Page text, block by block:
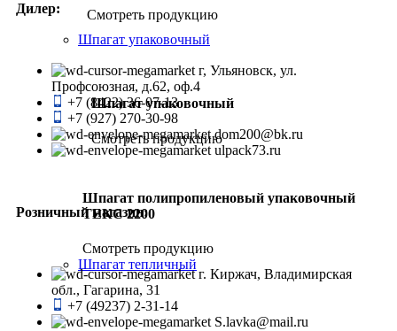
Смотреть продукцию
Шпагат упаковочный
Шпагат упаковочный
Смотреть продукцию
Шпагат полипропиленовый упаковочный
ТЕКС 2200
Смотреть продукцию
Шпагат тепличный
Дилер:
г, Ульяновск, ул.
Профсоюзная, д.62, оф.4
+7 (8422) 36-07-13
+7 (927) 270-30-98
dom200@bk.ru
ulpack73.ru
Розничный магазин:
г. Киржач, Владимирская
обл., Гагарина, 31
+7 (49237) 2-31-14
S.lavka@mail.ru